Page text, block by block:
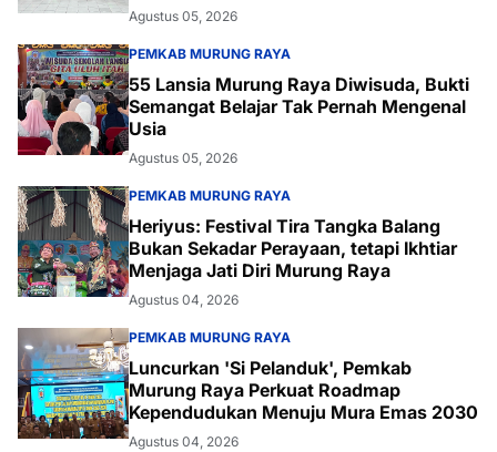
Agustus 05, 2026
PEMKAB MURUNG RAYA
55 Lansia Murung Raya Diwisuda, Bukti
Semangat Belajar Tak Pernah Mengenal
Usia
Agustus 05, 2026
PEMKAB MURUNG RAYA
Heriyus: Festival Tira Tangka Balang
Bukan Sekadar Perayaan, tetapi Ikhtiar
Menjaga Jati Diri Murung Raya
Agustus 04, 2026
PEMKAB MURUNG RAYA
Luncurkan 'Si Pelanduk', Pemkab
Murung Raya Perkuat Roadmap
Kependudukan Menuju Mura Emas 2030
Agustus 04, 2026